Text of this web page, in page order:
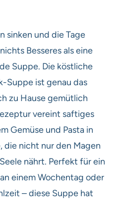
sinken und die Tage
Besseres als eine
Suppe. Die köstliche
Suppe ist genau das
zu Hause gemütlich
vereint saftiges
Gemüse und Pasta in
die nicht nur den Magen
nährt. Perfekt für ein
einem Wochentag oder
– diese Suppe hat